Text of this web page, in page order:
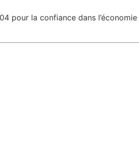
pour la confiance dans l’économie